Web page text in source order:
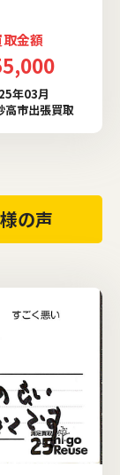
取金額
年03月
高市出張買取
の声